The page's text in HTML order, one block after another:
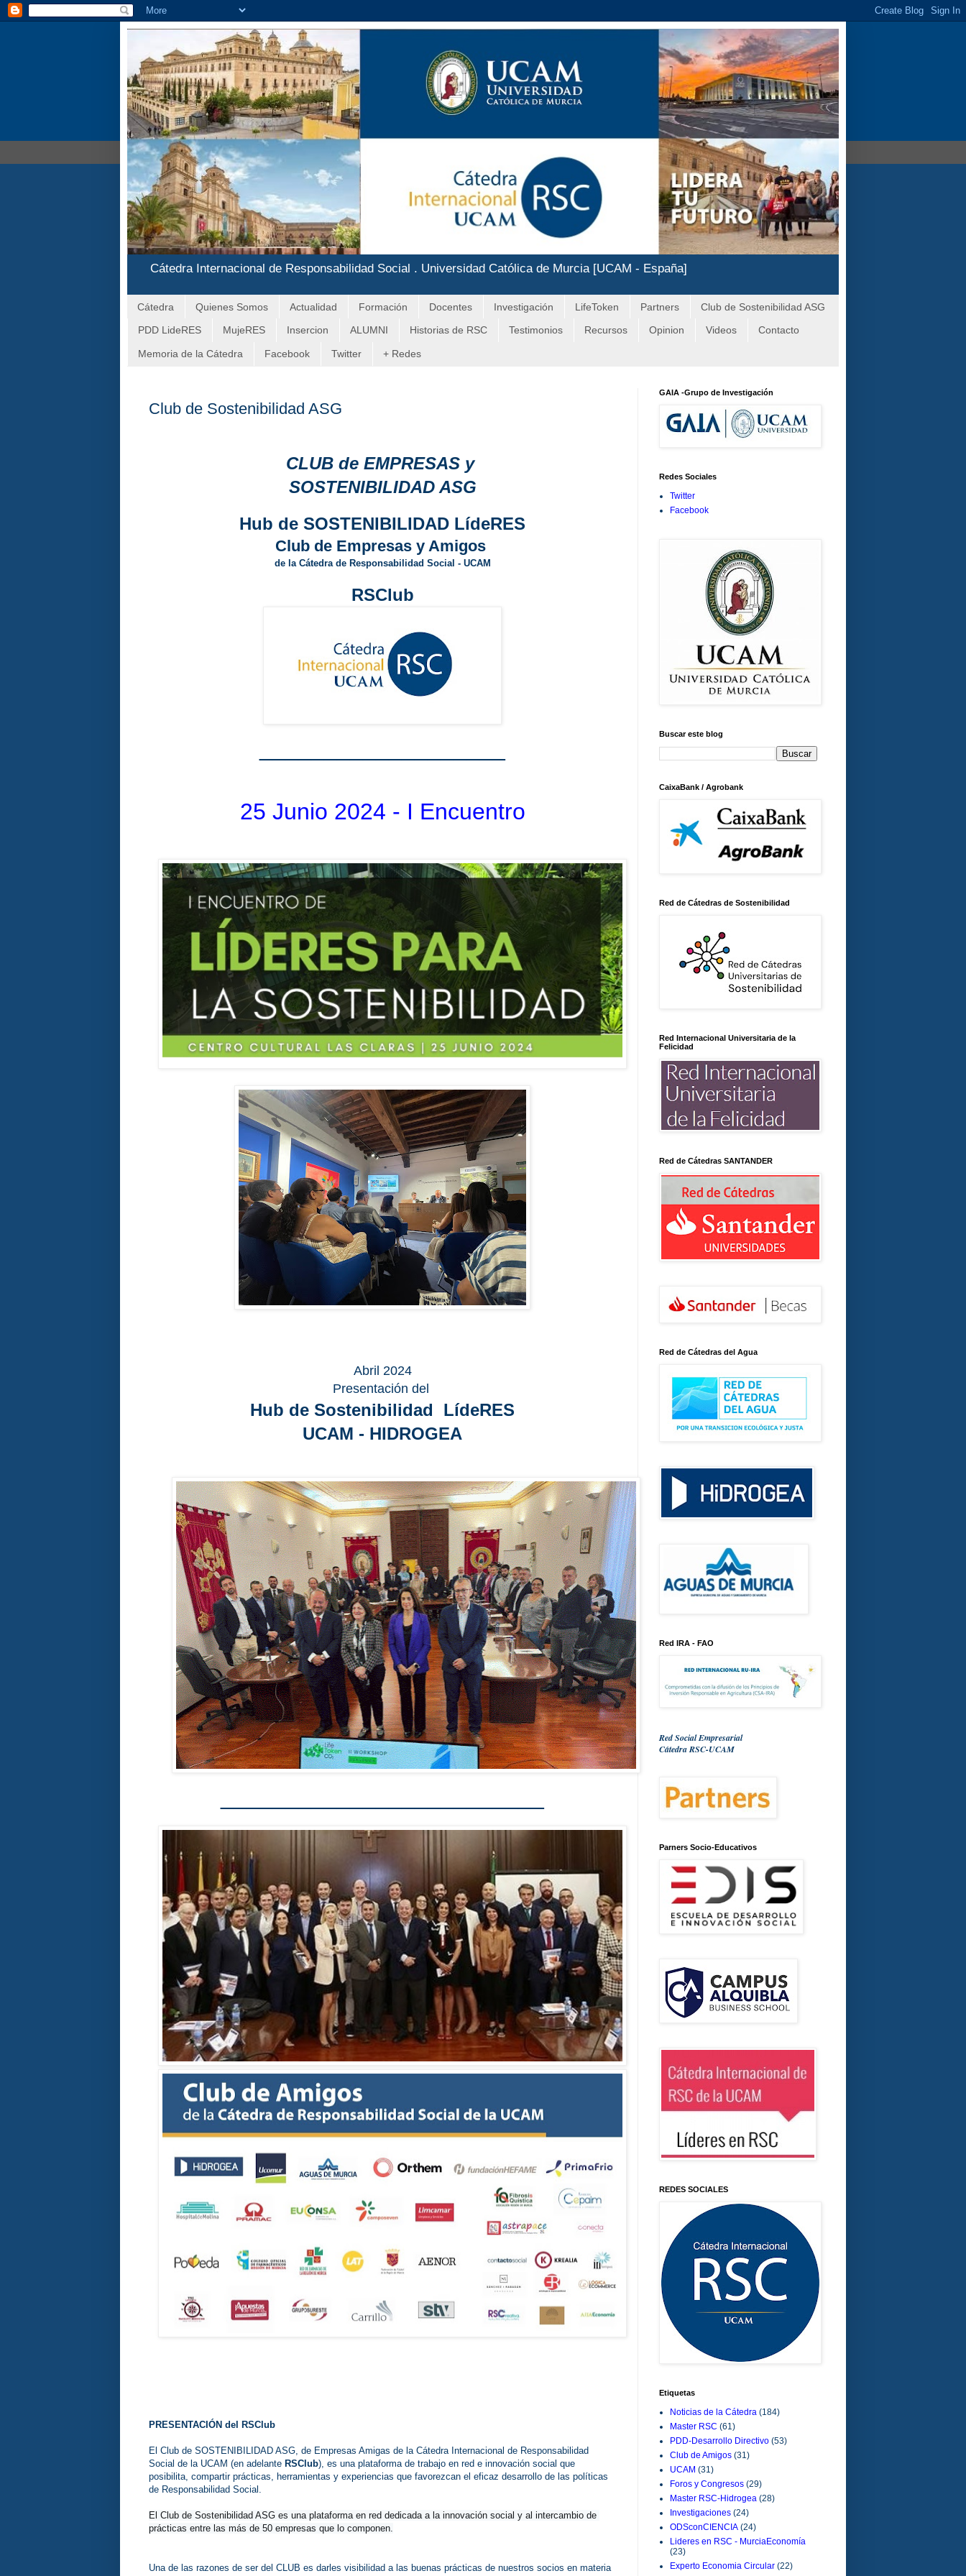
Cátedra Internacional de Responsabilidad Social . Universidad Católica de Murcia [UCAM - España]
Cátedra Quienes Somos Actualidad Formación Docentes Investigación LifeToken Partners Club de Sostenibilidad ASG
PDD LideRES MujeRES Insercion ALUMNI Historias de RSC Testimonios Recursos Opinion Videos Contacto
Memoria de la Cátedra Facebook Twitter + Redes
Club de Sostenibilidad ASG
CLUB de EMPRESAS y
SOSTENIBILIDAD ASG
Hub de SOSTENIBILIDAD LídeRES
Club de Empresas y Amigos
de la Cátedra de Responsabilidad Social - UCAM
RSClub
25 Junio 2024 - I Encuentro
Abril 2024
Presentación del
Hub de Sostenibilidad LídeRES
UCAM - HIDROGEA
PRESENTACIÓN del RSClub
El Club de SOSTENIBILIDAD ASG, de Empresas Amigas de la Cátedra Internacional de Responsabilidad
Social de la UCAM (en adelante RSClub), es una plataforma de trabajo en red e innovación social que
posibilita, compartir prácticas, herramientas y experiencias que favorezcan el eficaz desarrollo de las políticas
de Responsabilidad Social.
El Club de Sostenibilidad ASG es una plataforma en red dedicada a la innovación social y al intercambio de
prácticas entre las más de 50 empresas que lo componen.
Una de las razones de ser del CLUB es darles visibilidad a las buenas prácticas de nuestros socios en materia
GAIA -Grupo de Investigación
Redes Sociales
Twitter
Facebook
Buscar este blog
CaixaBank / Agrobank
Red de Cátedras de Sostenibilidad
Red Internacional Universitaria de la
Felicidad
Red de Cátedras SANTANDER
Red de Cátedras del Agua
Red IRA - FAO
Red Social Empresarial
Cátedra RSC-UCAM
Parners Socio-Educativos
REDES SOCIALES
Etiquetas
Noticias de la Cátedra (184)
Master RSC (61)
PDD-Desarrollo Directivo (53)
Club de Amigos (31)
UCAM (31)
Foros y Congresos (29)
Master RSC-Hidrogea (28)
Investigaciones (24)
ODSconCIENCIA (24)
Lideres en RSC - MurciaEconomía
(23)
Experto Economia Circular (22)